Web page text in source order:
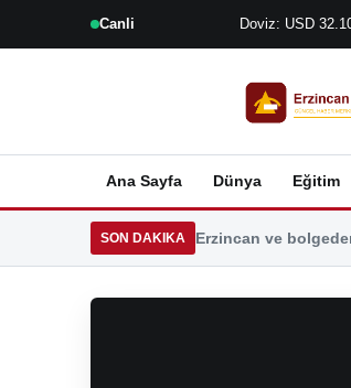
Canli Doviz: USD
Ana Sayfa Dünya Eğitim
SON DAKIKA Erzincan ve